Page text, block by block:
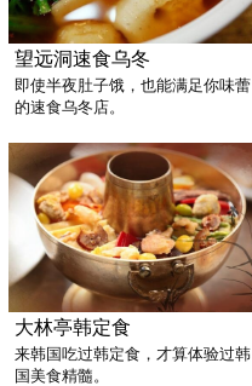
望远洞速食乌冬
即使半夜肚子饿，也能满足你味蕾
的速食乌冬店。
大林亭韩定食
来韩国吃过韩定食，才算体验过韩
国美食精髓。